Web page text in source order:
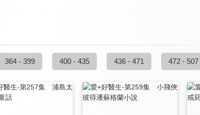
364 - 399 400 - 435 436 - 471 472 - 507